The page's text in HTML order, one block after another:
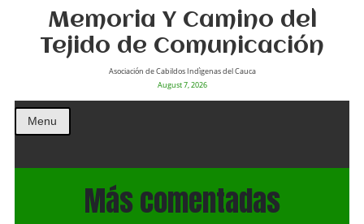
Memoria Y Camino del
Tejido de Comunicación
Asociación de Cabildos Indìgenas del Cauca
August 7, 2026
Menu
Más comentadas